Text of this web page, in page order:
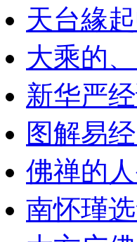
天台緣
大乘的
新华严
图解易
佛禅的
南怀瑾